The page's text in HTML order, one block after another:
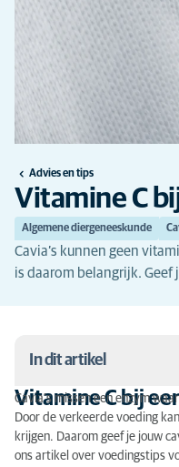
Advies en tips
Vitamine C
Algemene diergeneeskunde
Cavia’s kunnen geen
is daarom belangrijk. Geef
In dit artikel
Vitamine C bij een
Vitamine C is van
Vitamine C bij
Cavia’s missen een enzym
Door de verkeerde voeding
krijgen. Daarom geef je jouw
ons artikel over voedingstips